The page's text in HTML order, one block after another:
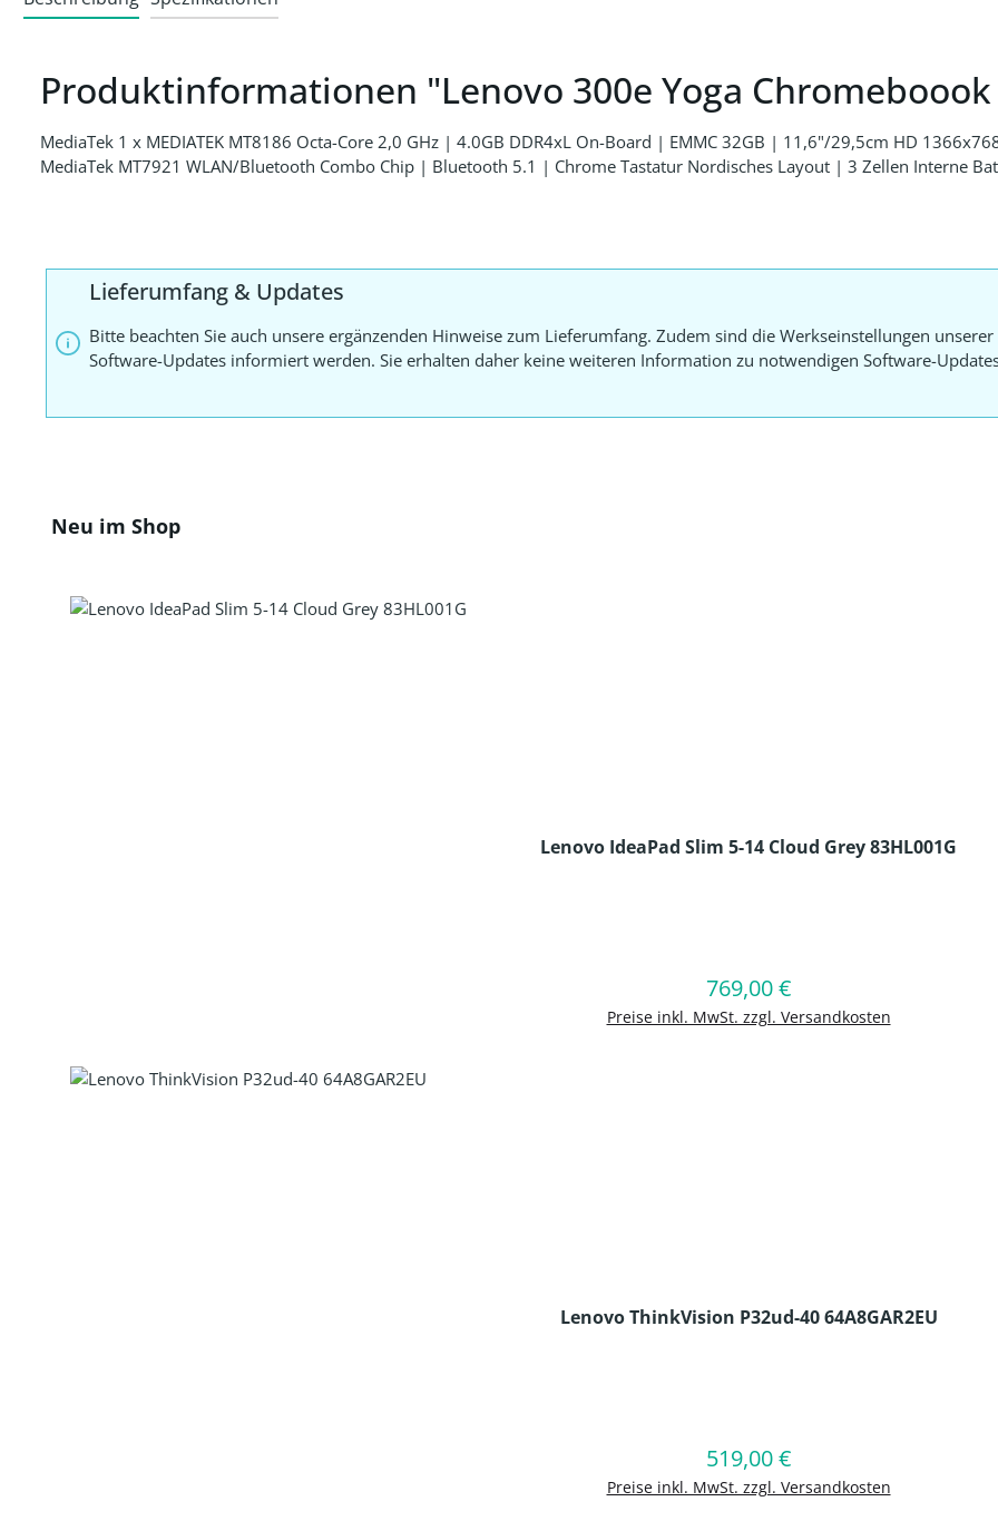
Produktinformationen "Lenovo 300e Yoga Chromeboook
MediaTek 1 x MEDIATEK MT8186 Octa-Core 2,0 GHz | 4.0GB DDR4xL On-Board | EMMC 32GB | 11,6"/29,5cm HD
MediaTek MT7921 WLAN/Bluetooth Combo Chip | Bluetooth 5.1 | Chrome Tastatur Nordisches Layout | 3 Zellen Interne
Lieferumfang & Updates
Bitte beachten Sie auch unsere ergänzenden Hinweise zum Lieferumfang. Zudem sind die Werkseinstellungen
Software-Updates informiert werden. Sie erhalten daher keine weiteren Information zu notwendigen Software-
Produktgalerie überspringen
Neu im Shop
Lenovo IdeaPad Slim 5-14 Cloud Grey 83HL001G
Regulärer Preis:
769,00 €
Preise inkl. MwSt. zzgl. Versandkosten
In den Warenkorb
Lenovo ThinkVision P32ud-40 64A8GAR2EU
Regulärer Preis:
519,00 €
Preise inkl. MwSt. zzgl. Versandkosten
In den Warenkorb